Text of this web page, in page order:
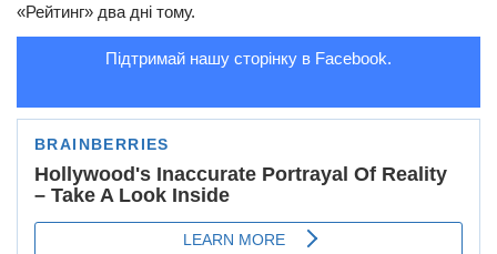
Шоу-біз
«Рейтинг» два дні тому.
Підтримай нашу сторінку в Facebook.